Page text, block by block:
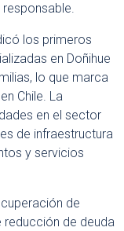
los primeros
en Doñihue
lo que marca
Chile. La
en el sector
de infraestructura
y servicios
de
reducción de deuda